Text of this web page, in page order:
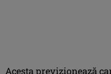
Acesta previzionează